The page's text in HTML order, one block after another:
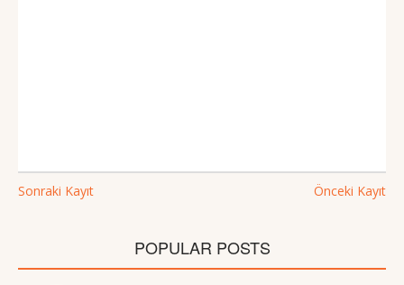
Sonraki Kayıt Önceki Kayıt
POPULAR POSTS